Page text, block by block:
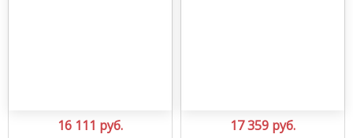
16 111 руб.
17 359 руб.